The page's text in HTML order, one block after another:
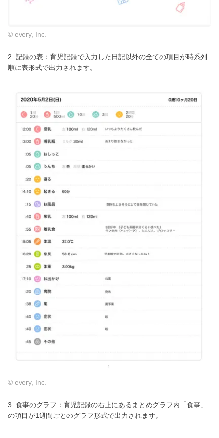
© every, Inc.
2. 記録の表：育児記録で入力した日記以外の全ての項目が時系列
順に表形式で出力されます。
© every, Inc.
3. 食事のグラフ：育児記録の右上にあるまとめグラフ内「食事」
の項目が1週間ごとのグラフ形式で出力されます。